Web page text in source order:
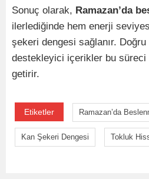
Sonuç olarak, Ramazan’da
ilerlediğinde hem enerji
şekeri dengesi sağlanır.
destekleyici içerikler bu süreci
getirir.
Etiketler Ramazan’da
Kan Şekeri Dengesi Tokluk